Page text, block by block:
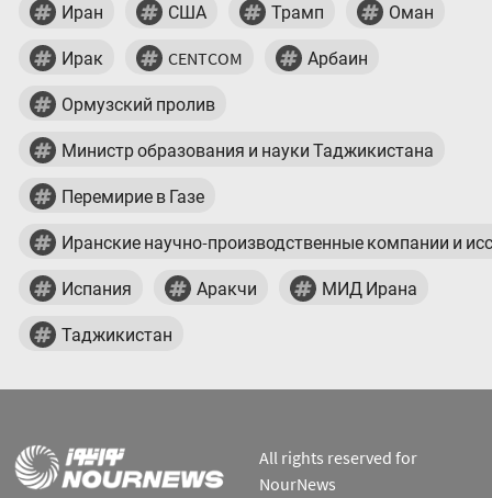
Иран
США Трамп Оман
Ирак CENTCOM Арбаин
Ормузский пролив
Министр образования и науки Таджикистана
Перемирие в Газе
Иранские научно-производственные компании и
Испания Аракчи МИД Ирана
Таджикистан
All rights reserved for
NourNews